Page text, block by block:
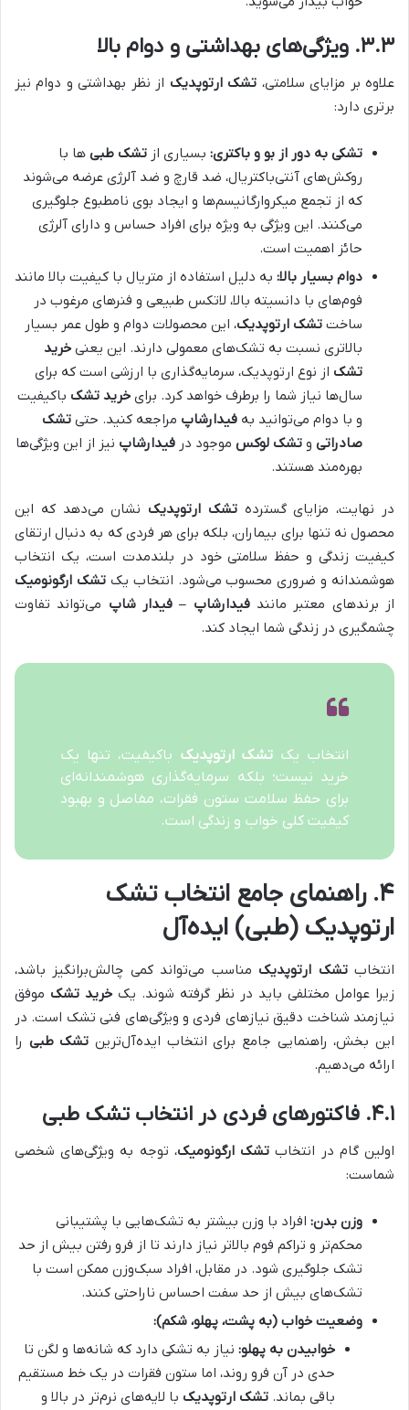
۳.۳. ویژگی‌های بهداشتی و دوام بالا
علاوه بر مزایای سلامتی، تشک ارتوپدیک از نظر بهداشتی و دوام نیز
برتری دارد:
تشکی به دور از بو و باکتری: بسیاری از تشک طبی ها با
روکش‌های آنتی‌باکتریال، ضد قارچ و ضد آلرژی عرضه می‌شوند
که از تجمع میکروارگانیسم‌ها و ایجاد بوی نامطبوع جلوگیری
می‌کنند. این ویژگی به ویژه برای افراد حساس و دارای آلرژی
حائز اهمیت است.
دوام بسیار بالا: به دلیل استفاده از متریال با کیفیت بالا مانند
فوم‌های با دانسیته بالا، لاتکس طبیعی و فنرهای مرغوب در
ساخت تشک ارتوپدیک، این محصولات دوام و طول عمر بسیار
بالاتری نسبت به تشک‌های معمولی دارند. این یعنی خرید
تشک از نوع ارتوپدیک، سرمایه‌گذاری با ارزشی است که برای
سال‌ها نیاز شما را برطرف خواهد کرد. برای خرید تشک باکیفیت
و با دوام می‌توانید به فیدارشاپ مراجعه کنید. حتی تشک
صادراتی و تشک لوکس موجود در فیدارشاپ نیز از این ویژگی‌ها
بهره‌مند هستند.
در نهایت، مزایای گستردهتشک ارتوپدیک نشان می‌دهد که این
محصول نه تنها برای بیماران، بلکه برای هر فردی که به دنبال ارتقای
کیفیت زندگی و حفظ سلامتی خود در بلندمدت است، یک انتخاب
هوشمندانه و ضروری محسوب می‌شود. انتخاب یکتشک ارگونومیک
از برندهای معتبر مانندفیدارشاپ – فیدار شاپ می‌تواند تفاوت
چشمگیری در زندگی شما ایجاد کند.
انتخاب یک تشک ارتوپدیک باکیفیت، تنها یک
خرید نیست؛ بلکه سرمایه‌گذاری هوشمندانه‌ای
برای حفظ سلامت ستون فقرات، مفاصل و بهبود
کیفیت کلی خواب و زندگی است.
۴. راهنمای جامع انتخاب تشک
ارتوپدیک (طبی) ایده‌آل
انتخابتشک ارتوپدیک مناسب می‌تواند کمی چالش‌برانگیز باشد،
زیرا عوامل مختلفی باید در نظر گرفته شوند. یک خرید تشک موفق
نیازمند شناخت دقیق نیازهای فردی و ویژگی‌های فنی تشک است. در
این بخش، راهنمایی جامع برای انتخاب ایده‌آل‌ترین تشک طبی را
ارائه می‌دهیم.
۴.۱. فاکتورهای فردی در انتخاب تشک طبی
اولین گام در انتخاب تشک ارگونومیک، توجه به ویژگی‌های شخصی
شماست:
وزن بدن: افراد با وزن بیشتر به تشک‌هایی با پشتیبانی
محکم‌تر و تراکم فوم بالاتر نیاز دارند تا از فرو رفتن بیش از حد
تشک جلوگیری شود. در مقابل، افراد سبک‌وزن ممکن است با
تشک‌های بیش از حد سفت احساس ناراحتی کنند.
وضعیت خواب (به پشت، پهلو، شکم):
خوابیدن به پهلو: نیاز به تشکی دارد که شانه‌ها و لگن تا
حدی در آن فرو روند، اما ستون فقرات در یک خط مستقیم
باقی بماند. تشک ارتوپدیک با لایه‌های نرم‌تر در بالا و